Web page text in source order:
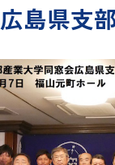
広島県支